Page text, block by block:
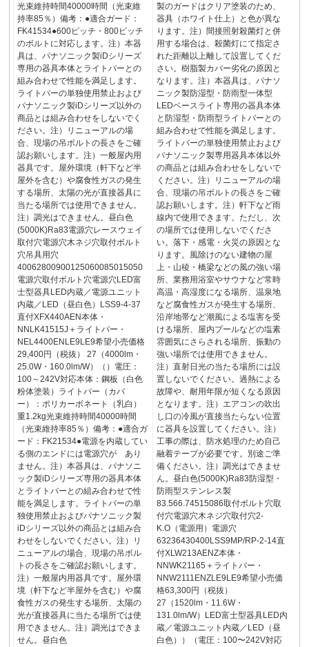
光束維持時間40000時間（光束維
持率85％）備考：●適合ガード：
FK41534●600ピッチ・800ピッチ
のボルトに対応します。注）本器
具は、パナソニック製iDシリーズ
専用の器具本体とライトバーとの
組み合わせで性能を満足します。
ライトバーの単独使用禁止および
パナソニック製iDシリーズ以外の
商品とは組み合わせをしないでく
ださい。注）リニューアルの場
合、現場の吊ボルトの長さをご確
認お願いします。注）一般屋内用
器具です。屋外環境（軒下など半
屋外を含む）や腐食性ガスの発生
する場所、太陽の光が直接器具に
当たる場所では使用できません。
注）調光はできません。昼白色
(5000K)Ra83電源穴レースウェイ
取付穴電源穴木ネジ穴取付ボルト
穴吊具用穴
40062800900125060085015050
電源穴取付ボルト穴電源穴LED富
士型器具LED内蔵／電源ユニット
内蔵／LED（昼白色）LSS9-4-37
直付XFX440AEN本体・
NNLK41515J＋ライトバー・
NEL4400ENLE9LE9希望小売価格
29,400円（税抜） 27（4000lm・
25.0W・160.0lm/W）（）電圧：
100～242V対応本体：鋼板（白色
粉体塗装）ライトバー（カバ
ー）：ポリカーボネート（乳白）
重1.2kg光束維持時間40000時間
（光束維持率85％）備考：●適合ガ
ード：FK21534●電源を内蔵してい
る側のエンドには電源穴が あり
ません。注）本器具は、パナソニ
ック製iDシリーズ専用の器具本体
とライトバーとの組み合わせで性
能を満足します。ライトバーの単
独使用禁止およびパナソニック製
iDシリーズ以外の商品とは組み合
わせをしないでください。注）リ
ニューアルの場合、現場の吊ボル
トの長さをご確認お願いします。
注）一般屋内用器具です。屋外環
境（軒下など半屋外を含む）や腐
食性ガスの発生する場所、太陽の
光が直接器具に当たる場所では使
用できません。注）調光はできま
せん。昼白色
製のガードはクリア塗装のため、
器具（ホワイト仕上）と色が異な
ります。注）間接照射殺菌灯と併
用する場合は、殺菌灯にて指定さ
れた距離以上離して設置してくだ
さい。樹脂製カバー劣化の原因と
なります。注）本器具は、パナソ
ニック製防湿型・防雨型一体型
LEDベースライト専用の器具本体
と防湿型・防雨型ライトバーとの
組み合わせで性能を満足します。
ライトバーの単独使用禁止および
パナソニック製専用器具本体以外
の商品とは組み合わせをしないで
ください。注）リニューアルの場
合、現場の吊ボルトの長さをご確
認お願いします。注）軒下など雨
線内で使用できます。ただし、次
の場所では使用しないでくださ
い。落下・感電・火災の原因とな
ります。風除けのない建物の屋
上・山稜・橋梁などの風の強い場
所、業務用浴室やサウナなど常時
高温・高湿度になる場所、温泉地
など腐食性ガスが発生する場所、
沿岸地帯など潮風による塩害を受
ける場所、屋内プールなどの塩素
雰囲気にさらされる場所、振動の
強い場所では使用できません。
注）直射日光の当たる場所には設
置しないでください。過熱による
故障や、耐用年限が短くなる原因
となります。注）エアコンの吹出
し口の冷風が直接当たらない位置
に器具を設置してください。注）
工事の際は、防水処理のため自己
融着テープが必要です。別途ご準
備ください。注）調光はできませ
ん。昼白色(5000K)Ra83防湿型・
防雨型ステンレス製
83.566.74515086取付ボルト穴取
付穴電源穴木ネジ穴取付穴2-
K.O（電源用）電源穴
63236430400LSS9MP/RP-2-14直
付XLW213AENZ本体・
NNWK21165＋ライトバー・
NNW2111ENZLE9LE9希望小売価
格63,300円（税抜）
27（1520lm・11.6W・
131.0lm/W）LED富士型器具LED内
蔵／電源ユニット内蔵／LED（昼
白色））（電圧：100〜242V対応